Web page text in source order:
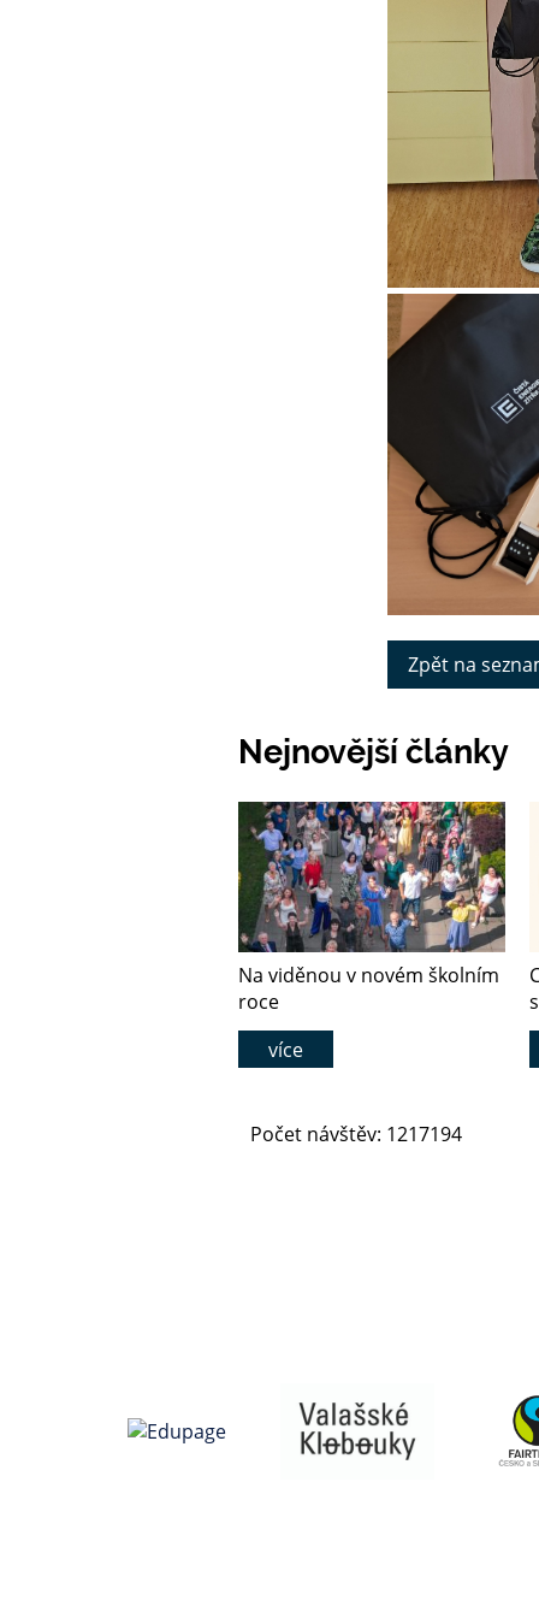
Zpět na
Nejnovější články
Na viděnou v novém školním
roce
více
Počet návštěv: 1217194